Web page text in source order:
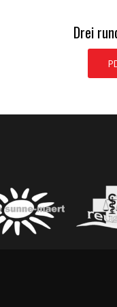
Drei